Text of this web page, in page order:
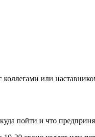
коллегами или
пойти и что